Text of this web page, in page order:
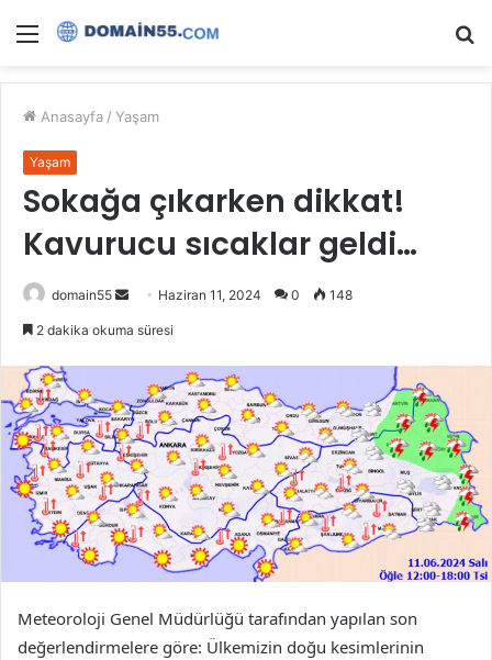
Menü
Anasayfa / Yaşam
Yaşam
Sokağa çıkarken dikkat!
Kavurucu sıcaklar geldi…
domain55
Bir
göndermek
Haziran 11, 2024 0 148
2 dakika okuma süresi
Meteoroloji Genel Müdürlüğü tarafından yapılan son
değerlendirmelere göre: Ülkemizin doğu kesimlerinin